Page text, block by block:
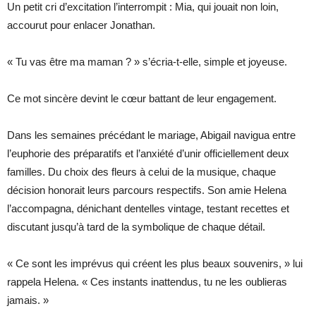
Un petit cri d’excitation l’interrompit : Mia, qui jouait non loin,
accourut pour enlacer Jonathan.
« Tu vas être ma maman ? » s’écria-t-elle, simple et joyeuse.
Ce mot sincère devint le cœur battant de leur engagement.
Dans les semaines précédant le mariage, Abigail navigua entre
l’euphorie des préparatifs et l’anxiété d’unir officiellement deux
familles. Du choix des fleurs à celui de la musique, chaque
décision honorait leurs parcours respectifs. Son amie Helena
l’accompagna, dénichant dentelles vintage, testant recettes et
discutant jusqu’à tard de la symbolique de chaque détail.
« Ce sont les imprévus qui créent les plus beaux souvenirs, » lui
rappela Helena. « Ces instants inattendus, tu ne les oublieras
jamais. »